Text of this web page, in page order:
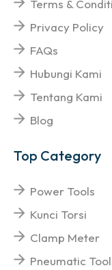
Terms &
Privacy Policy
FAQs
Hubungi Kami
Tentang Kami
Blog
Top Category
Power Tools
Kunci Torsi
Clamp Meter
Pneumatic